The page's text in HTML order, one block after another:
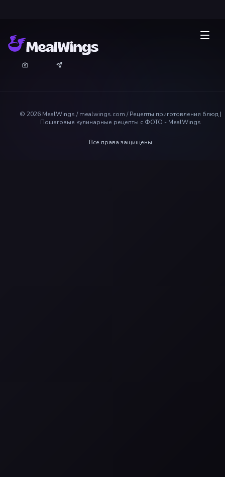
© 2026 MealWings / mealwings.com /Рецепты приготовления блюд |
Пошаговые кулинарные рецепты с ФОТО - MealWings
Все права защищены